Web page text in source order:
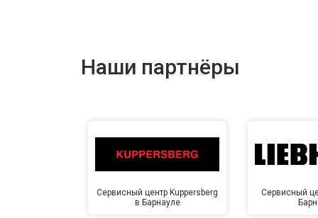
Наши партнёры
Сервисный центр Kuppersberg
в Барнауле
Сервисный